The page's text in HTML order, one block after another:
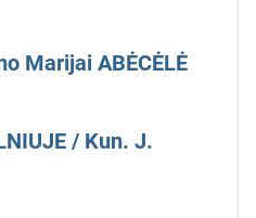
Marijai ABĖCĖLĖ
/ Kun. J.